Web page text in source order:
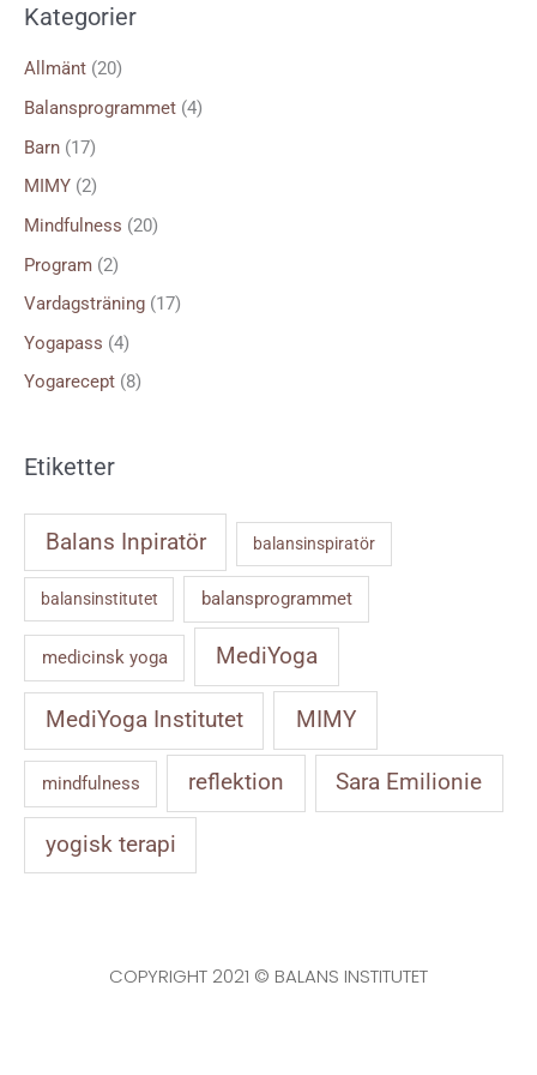
e
f
t
Kategorier
Allmänt (20)
Balansprogrammet (4)
Barn (17)
MIMY (2)
Mindfulness (20)
Program (2)
Vardagsträning (17)
Yogapass (4)
Yogarecept (8)
Etiketter
Balans Inpiratör balansinspiratör
balansinstitutet balansprogrammet
medicinsk yoga MediYoga
MediYoga Institutet MIMY
mindfulness reflektion Sara Emilionie
yogisk terapi
COPYRIGHT 2021 © BALANS INSTITUTET